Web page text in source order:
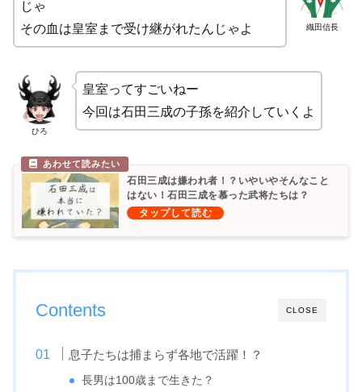
織田信長
じゃ
その血は皇室まで受け継がれたんじゃよ
ひろ
皇室ってすごいねー
今回は石田三成の子孫を紹介していくよ
石田三成は嫌われ者！？いやいやそんなこと
はない！石田三成を慕った武将たちは？
CLOSE
Contents
息子たちは捕まらず各地で活躍！？
長男は100歳まで生きた？